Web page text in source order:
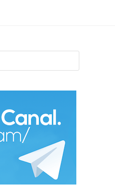
Escape